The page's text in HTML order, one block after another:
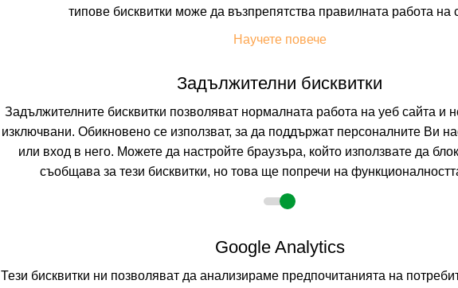
до -35%настаняване от 01.07 до 06.10 AQUA
OLYMPIC BEACH,
0.0 (от 0
Пълно описание
типове бисквитки може да възпрепятства правилната работа на
Научете повече
Задължителни бисквитки
Задължителните бисквитки позволяват нормалната работа на уеб сайта и
изключвани. Обикновено се използват, за да поддържат персоналните Ви
или вход в него. Можете да настройте браузъра, който използвате да
съобщава за тези бисквитки, но това ще попречи на
Google Analytics
Тези бисквитки ни позволяват да анализираме предпочитанията на